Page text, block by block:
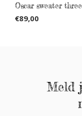
Oscar sweater
€89,00
Meld